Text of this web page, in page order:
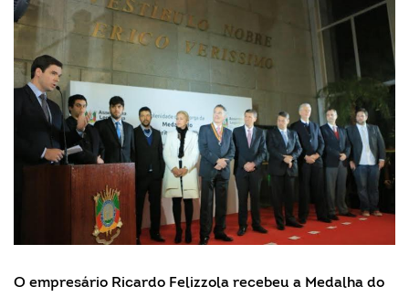
O empresário Ricardo Felizzola recebeu a Medalha do